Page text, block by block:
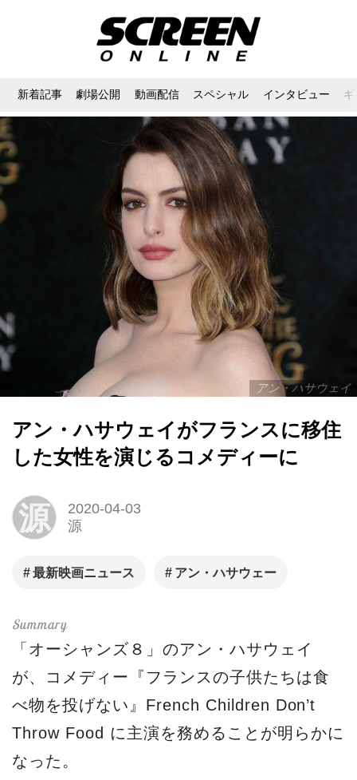
新着記事 劇場公開 動画配信 スペシャル インタビュー
アン・ハサウェイ
アン・ハサウェイがフランスに移住
した女性を演じるコメディーに
源
2020-04-03
源
最新映画ニュース アン・ハサウェー
「オーシャンズ８」のアン・ハサウェイ
が、コメディー『フランスの子供たちは食
べ物を投げない』French Children Don’t
Throw Food に主演を務めることが明らかに
なった。